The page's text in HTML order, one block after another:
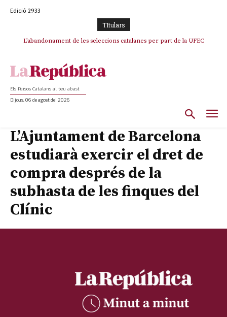
Edició 2933
TItulars
L’abandonament de les seleccions catalanes per part de la UFEC
TV3 perd el lideratge després de 23 mesos: Una deriva sense continguts i
Els Països Catalans al teu abast
Dijous, 06 de agost del 2026
L’Ajuntament de Barcelona
estudiarà exercir el dret de
compra després de la
subhasta de les finques del
Clínic